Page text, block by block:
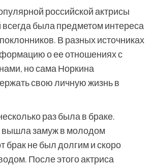
российской актрисы
была предметом интереса
В разных источниках
о ее отношениях с
но сама Норкина
свою личную жизнь в
раз была в браке.
вышла замуж в молодом
брак не был долгим и скоро
После этого актриса